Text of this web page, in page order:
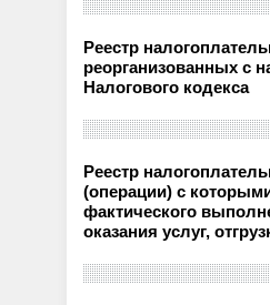
Реестр
реорганизованных с
Налогового кодекса
Реестр
(операции) с
фактического
оказания услуг,